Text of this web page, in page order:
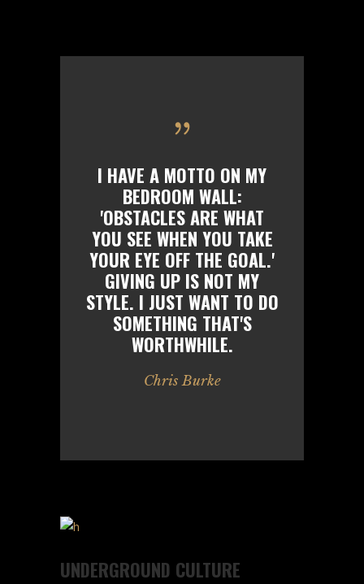
I HAVE A MOTTO ON MY
BEDROOM WALL:
'OBSTACLES ARE WHAT
YOU SEE WHEN YOU TAKE
YOUR EYE OFF THE GOAL.'
GIVING UP IS NOT MY
STYLE. I JUST WANT TO DO
SOMETHING THAT'S
WORTHWHILE.
Chris Burke
UNDERGROUND CULTURE